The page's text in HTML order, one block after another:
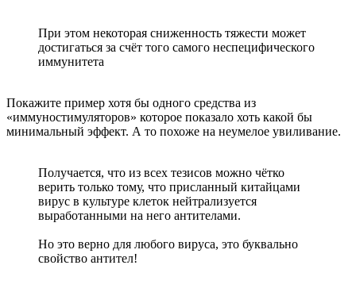
При этом некоторая сниженность тяжести может
достигаться за счёт того самого неспецифического
иммунитета
Покажите пример хотя бы одного средства из
«иммуностимуляторов» которое показало хоть какой бы
минимальный эффект. А то похоже на неумелое увиливание.
Получается, что из всех тезисов можно чётко
верить только тому, что присланный китайцами
вирус в культуре клеток нейтрализуется
выработанными на него антителами.
Но это верно для любого вируса, это буквально
свойство антител!